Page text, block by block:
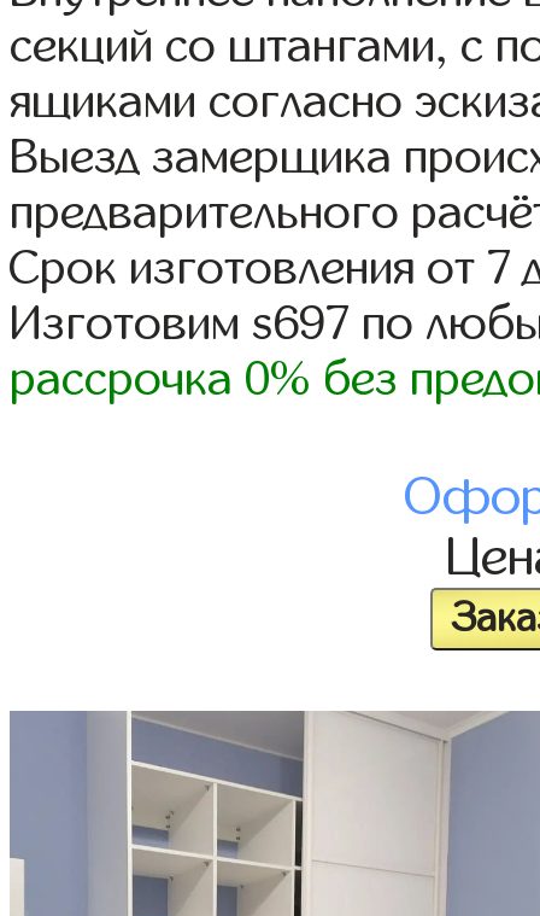
секций со штангами, с
ящиками согласно
Выезд замерщика
предварительного
Срок изготовления от 7
Изготовим s697 по
рассрочка 0% без